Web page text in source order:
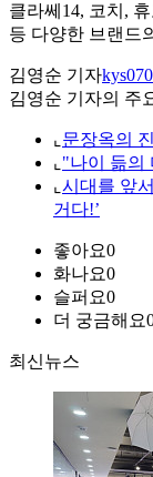
클라쎄14, 코치,
등 다양한 브랜드
김영순 기자
김영순 기자의 주
⌞ 문장옥의
⌞ "나이 듦의
⌞ 시대를 앞
거다!’
좋아요0
화나요0
슬퍼요0
더 궁금해요
최신뉴스